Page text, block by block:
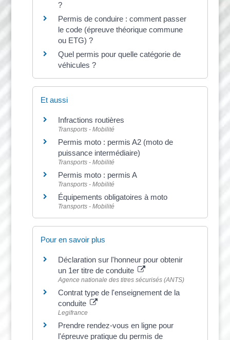
?
Permis de conduire : comment passer
le code (épreuve théorique commune
ou ETG) ?
Quel permis pour quelle catégorie de
véhicules ?
Et aussi
Infractions routières
Transports - Mobilité
Permis moto : permis A2 (moto de
puissance intermédiaire)
Transports - Mobilité
Permis moto : permis A
Transports - Mobilité
Équipements obligatoires à moto
Transports - Mobilité
Pour en savoir plus
Déclaration sur l'honneur pour obtenir
un 1er titre de conduite
Agence nationale des titres sécurisés (ANTS)
Contrat type de l'enseignement de la
conduite
Legifrance
Prendre rendez-vous en ligne pour
l'épreuve pratique du permis de